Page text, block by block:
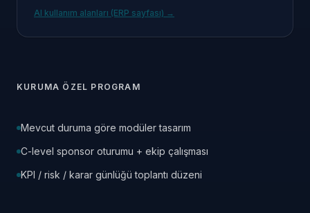
AI kullanım alanları (ERP sayfası) →
KURUMA ÖZEL PROGRAM
Mevcut duruma göre modüler tasarım
C-level sponsor oturumu + ekip çalışması
KPI / risk / karar günlüğü toplantı düzeni